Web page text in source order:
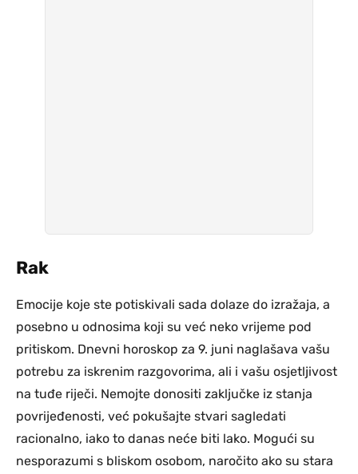
Rak
Emocije koje ste potiskivali sada dolaze do izražaja, a
posebno u odnosima koji su već neko vrijeme pod
pritiskom. Dnevni horoskop za 9. juni naglašava vašu
potrebu za iskrenim razgovorima, ali i vašu osjetljivost
na tuđe riječi. Nemojte donositi zaključke iz stanja
povrijeđenosti, već pokušajte stvari sagledati
racionalno, iako to danas neće biti lako. Mogući su
nesporazumi s bliskom osobom, naročito ako su stara